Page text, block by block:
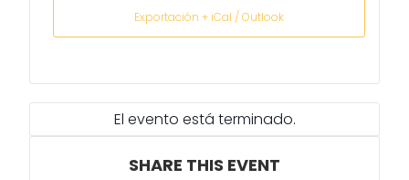
El evento está terminado.
SHARE THIS EVENT
Exportación + iCal / Outlook